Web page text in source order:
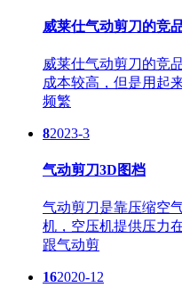
威莱仕气动剪刀的竞
威莱仕气动剪刀的竞
成本较高，但是用起
频繁
82023-3
气动剪刀3D图档
气动剪刀是靠压缩空
机，空压机提供压力
跟气动剪
162020-12